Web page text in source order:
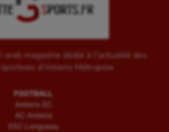
web magazine dédié à l'actualité des
d'Amiens Métropole.
FOOTBALL
Amiens SC
AC Amiens
ESC Longueau